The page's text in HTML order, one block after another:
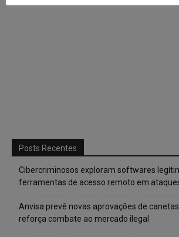
Posts Recentes
Cibercriminosos exploram softwares
ferramentas de acesso remoto em
Anvisa prevê novas aprovações de
reforça combate ao mercado ilegal